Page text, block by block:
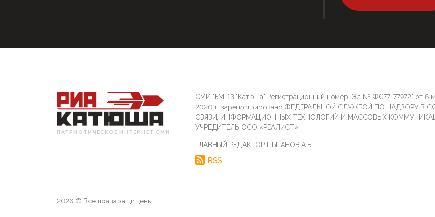
ПАТРИОТИЧЕСКОЕ ИНТЕРНЕТ СМИ
СМИ "БМ-13 "Катюша" Регистрационный номер "Эл № ФС77-77972" от 6
2020 г. зарегистрировано ФЕДЕРАЛЬНОЙ СЛУЖБОЙ ПО НАДЗОРУ В
СВЯЗИ, ИНФОРМАЦИОННЫХ ТЕХНОЛОГИЙ И МАССОВЫХ
УЧРЕДИТЕЛЬ ООО «РЕАЛИСТ»
ГЛАВНЫЙ РЕДАКТОР ЦЫГАНОВ А.Б.
RSS
2026 © Все права защищены